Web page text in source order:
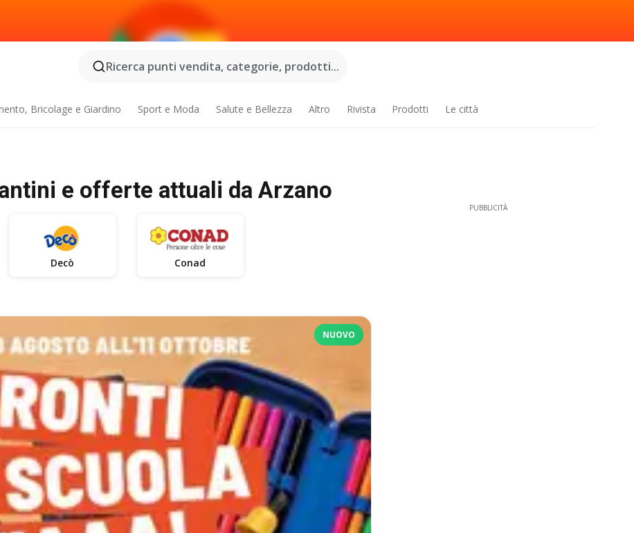
Ricerca punti vendita, categorie, prodotti...
Bricolage e Giardino Sport e Moda Salute e Bellezza Altro Rivista Prodotti Le città
e offerte attuali da Arzano
Decò Conad
NUOVO
PUBBLICITÀ